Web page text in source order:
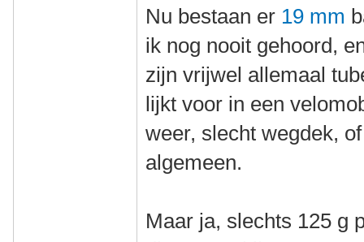
Nu bestaan er 19 mm
ik nog nooit gehoord,
zijn vrijwel allemaal
lijkt voor in een
weer, slecht wegdek,
algemeen.
Maar ja, slechts 125 g